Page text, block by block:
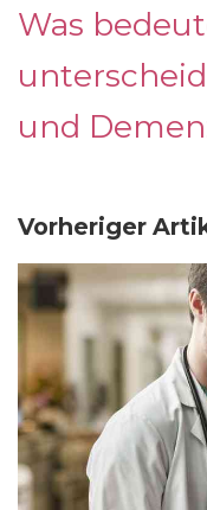
Was
und
Vorheriger